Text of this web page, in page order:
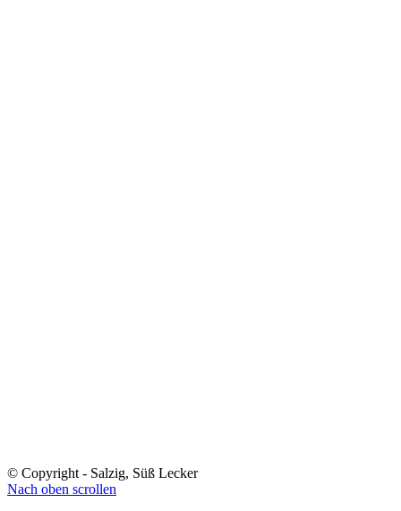
© Copyright - Salzig, Süß Lecker
Nach oben scrollen